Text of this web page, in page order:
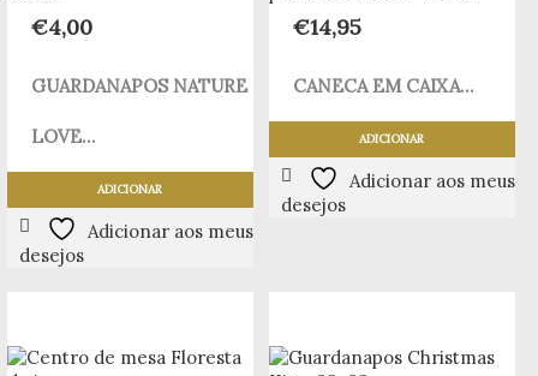
€4,00
GUARDANAPOS NATURE
LOVE...
ADICIONAR
Adicionar aos meus
desejos
€14,95
CANECA EM CAIXA...
ADICIONAR
Adicionar aos meus
desejos